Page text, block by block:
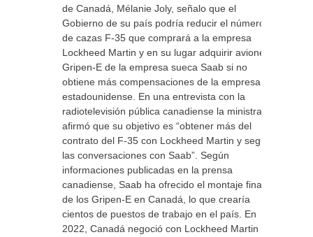
de Canadá, Mélanie Joly, señalo que el
Gobierno de su país podría reducir el número
de cazas F-35 que comprará a la empresa
Lockheed Martin y en su lugar adquirir aviones
Gripen-E de la empresa sueca Saab si no
obtiene más compensaciones de la empresa
estadounidense. En una entrevista con la
radiotelevisión pública canadiense la ministra
afirmó que su objetivo es “obtener más del
contrato del F-35 con Lockheed Martin y seguir
las conversaciones con Saab”. Según
informaciones publicadas en la prensa
canadiense, Saab ha ofrecido el montaje final
de los Gripen-E en Canadá, lo que crearía
cientos de puestos de trabajo en el país. En
2022, Canadá negoció con Lockheed Martin la